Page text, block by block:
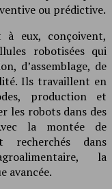
ou prédictive.
à eux, conçoivent,
robotisées qui
d’assemblage, de
Ils travaillent en
production et
les robots dans des
la montée de
dans
la
avancée.